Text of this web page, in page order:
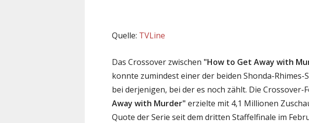
Quelle: TVLine
Das Crossover zwischen "How to Get Away with
konnte zumindest einer der beiden Shonda-Rhimes-
bei derjenigen, bei der es noch zählt. Die Crossover-
Away with Murder" erzielte mit 4,1 Millionen
Quote der Serie seit dem dritten Staffelfinale im